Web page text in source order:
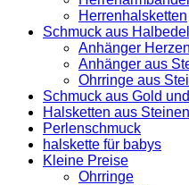
Herrenhalsketten
Schmuck aus
Anhänger Herzen
Anhänger aus
Ohrringe aus
Schmuck aus Gold
Halsketten aus Steinen
Perlenschmuck
halskette für babys
Kleine Preise
Ohrringe